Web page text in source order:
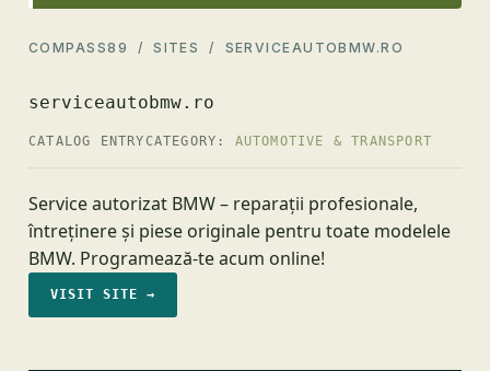
COMPASS89 /SITES / SERVICEAUTOBMW.RO
serviceautobmw.ro
CATALOG ENTRY CATEGORY: AUTOMOTIVE & TRANSPORT
Service autorizat BMW – reparații profesionale,
întreținere și piese originale pentru toate modelele
BMW. Programează-te acum online!
VISIT SITE →